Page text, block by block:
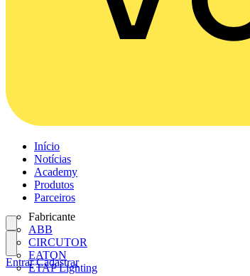
Início
Notícias
Academy
Produtos
Parceiros
Fabricante
ABB
CIRCUTOR
EATON
ETAP Lighting
Entrar Cadastrar